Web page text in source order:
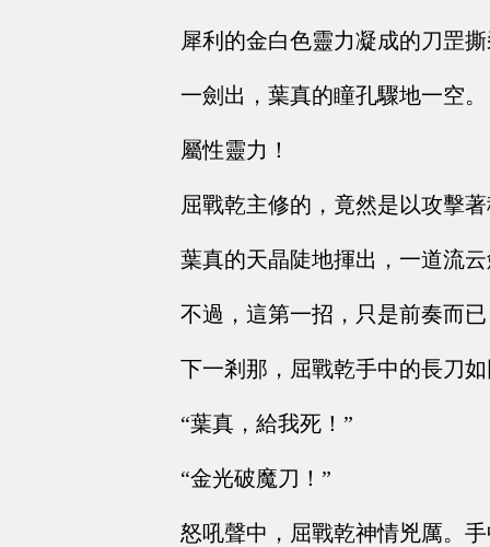
犀利的金白色靈力凝成的刀罡
一劍出，葉真的瞳孔驟地一空。
屬性靈力！
屈戰乾主修的，竟然是以攻擊
葉真的天晶陡地揮出，一道流
不過，這第一招，只是前奏而
下一剎那，屈戰乾手中的長刀
“葉真，給我死！”
“金光破魔刀！”
怒吼聲中，屈戰乾神情兇厲。